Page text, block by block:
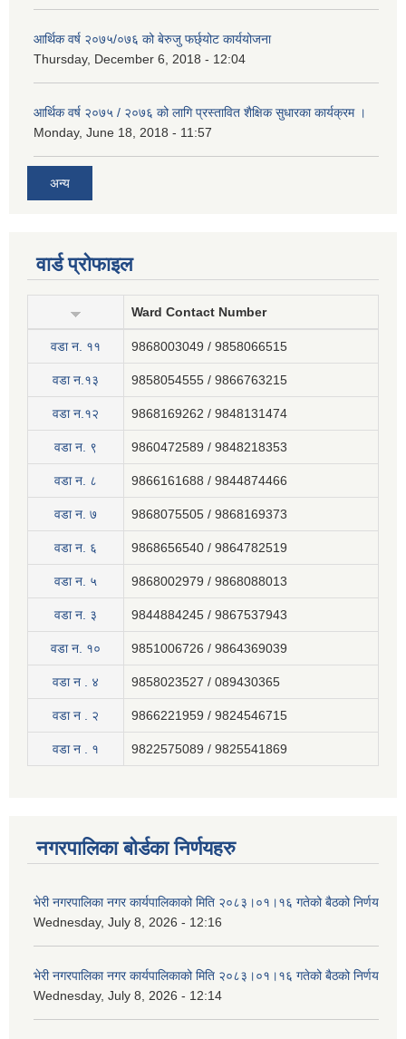
आर्थिक वर्ष २०७५/०७६ को बेरुजु फर्छ्योट कार्ययोजना
Thursday, December 6, 2018 - 12:04
आर्थिक वर्ष २०७५ / २०७६ को लागि प्रस्तावित शैक्षिक सुधारका कार्यक्रम ।
Monday, June 18, 2018 - 11:57
अन्य
वार्ड प्रोफाइल
Ward Contact Number
वडा न‍. ११ 9868003049 / 9858066515
वडा न.१३ 9858054555 / 9866763215
वडा न.१२ 9868169262 / 9848131474
वडा न. ९ 9860472589 / 9848218353
वडा न. ८ 9866161688 / 9844874466
वडा न. ७ 9868075505 / 9868169373
वडा न. ६ 9868656540 / 9864782519
वडा न. ५ 9868002979 / 9868088013
वडा न. ३ 9844884245 / 9867537943
वडा न. १० 9851006726 / 9864369039
वडा न . ४ 9858023527 / 089430365
वडा न . २ 9866221959 / 9824546715
वडा न . १ 9822575089 / 9825541869
नगरपालिका बोर्डका निर्णयहरु
भेरी नगरपालिका नगर कार्यपालिकाको मिति २०८३।०१।१६ गतेको बैठको निर्णय
Wednesday, July 8, 2026 - 12:16
भेरी नगरपालिका नगर कार्यपालिकाको मिति २०८३।०१।१६ गतेको बैठको निर्णय
Wednesday, July 8, 2026 - 12:14